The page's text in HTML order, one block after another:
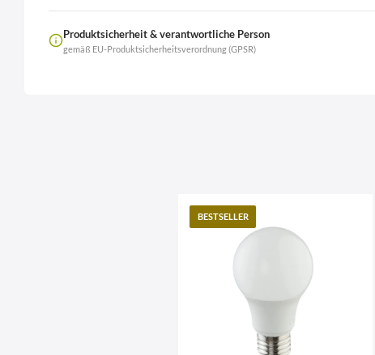
Produktsicherheit & verantwortliche Person
gemäß EU-Produktsicherheitsverordnung (GPSR)
BESTSELLER